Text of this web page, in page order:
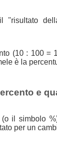
"risultato
(10 : 100 =
è la
e
(o il simbolo
per un